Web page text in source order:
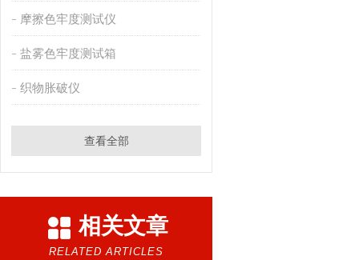
摩擦色牢度测试仪
盐雾色牢度测试箱
织物胀破仪
查看全部
相关文章
RELATED ARTICLES